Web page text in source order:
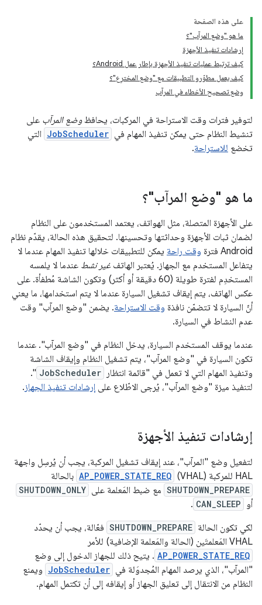
على هذه الصفحة
ما هو "وضع المرآب"؟
إرشادات تنفيذ الأجهزة
كيف ترتبط عمليات تنفيذ الأجهزة بإطار عمل Android؟
كيف يعمل مطوّرو التطبيقات مع "وضع المخترِع"؟
وضع تصحيح الأخطاء في المرآب
لتوفير فترات وقت الاستراحة في المركبات، يحافظوضع المرآب على
تنشيط النظام حتى يمكن تنفيذ المهام في JobScheduler التي
تخضع للاستراحة.
ما هو "وضع المرآب"؟
على الأجهزة المتصلة، مثل الهواتف، يعتمد المستخدمون على النظام
لضمان ثبات الأجهزة وحداثتها وتحسينها. لتحقيق هذه الحالة، يقدّم نظام
Android فترة
وقت راحة يمكن للتطبيقات خلالها تنفيذ المهام عندما لا
يتفاعل المستخدم مع الجهاز. يُعتبر الهاتف غير نشط عندما لا يلمسه
المستخدِم لفترة طويلة (60 دقيقة أو أكثر) وتكون الشاشة مُطفأة. على
عكس الهاتف، يتم إيقاف تشغيل السيارة عندما لا يتم استخدامها، ما يعني
أنّ السيارة لا تتضمّن نافذة وقت الاستراحة. يضمن "وضع المرآب" وقت
عدم النشاط في السيارة.
عندما يوقف المستخدم السيارة، يدخل النظام في "وضع المرآب". عندما
تكون السيارة في "وضع المرآب"، يتم تشغيل النظام وإيقاف الشاشة
وتنفيذ المهام التي لا تعمل في "قائمة انتظار
JobScheduler
".
لتنفيذ ميزة "وضع المرآب"، يُرجى الاطّلاع على إرشادات تنفيذ الجهاز.
إرشادات تنفيذ الأجهزة
لتفعيل وضع "المرآب"، عند إيقاف تشغيل المركبة، يجب أن يُرسِل واجهة
HAL للمركبة (VHAL)
AP_POWER_STATE_REQ بالحالة
SHUTDOWN_PREPARE مع ضبط المَعلمة على SHUTDOWN_ONLY
أو CAN_SLEEP
.
لكي تكون الحالة SHUTDOWN_PREPARE فعّالة، يجب أن يحدّد
VHAL المَعلمتَين (الحالة والمَعلمة الإضافية) للأمر
AP_POWER_STATE_REQ . يتيح ذلك للجهاز الدخول إلى وضع
"المرآب"، الذي يرصد المهام المُجدوَلة في JobScheduler ويمنع
النظام من الانتقال إلى تعليق الجهاز أو إيقافه إلى أن تكتمل المهام.